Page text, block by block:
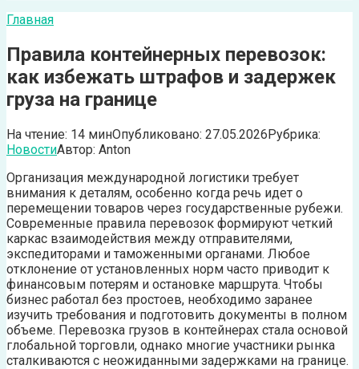
Главная
Правила контейнерных перевозок:
как избежать штрафов и задержек
груза на границе
На чтение: 14 минОпубликовано: 27.05.2026Рубрика:
НовостиАвтор: Anton
Организация международной логистики требует
внимания к деталям, особенно когда речь идет о
перемещении товаров через государственные рубежи.
Современные правила перевозок формируют четкий
каркас взаимодействия между отправителями,
экспедиторами и таможенными органами. Любое
отклонение от установленных норм часто приводит к
финансовым потерям и остановке маршрута. Чтобы
бизнес работал без простоев, необходимо заранее
изучить требования и подготовить документы в полном
объеме. Перевозка грузов в контейнерах стала основой
глобальной торговли, однако многие участники рынка
сталкиваются с неожиданными задержками на границе.